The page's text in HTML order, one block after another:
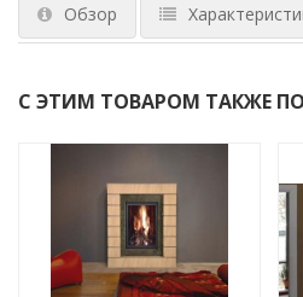
Обзор
С ЭТИМ ТОВАРОМ ТАКЖЕ